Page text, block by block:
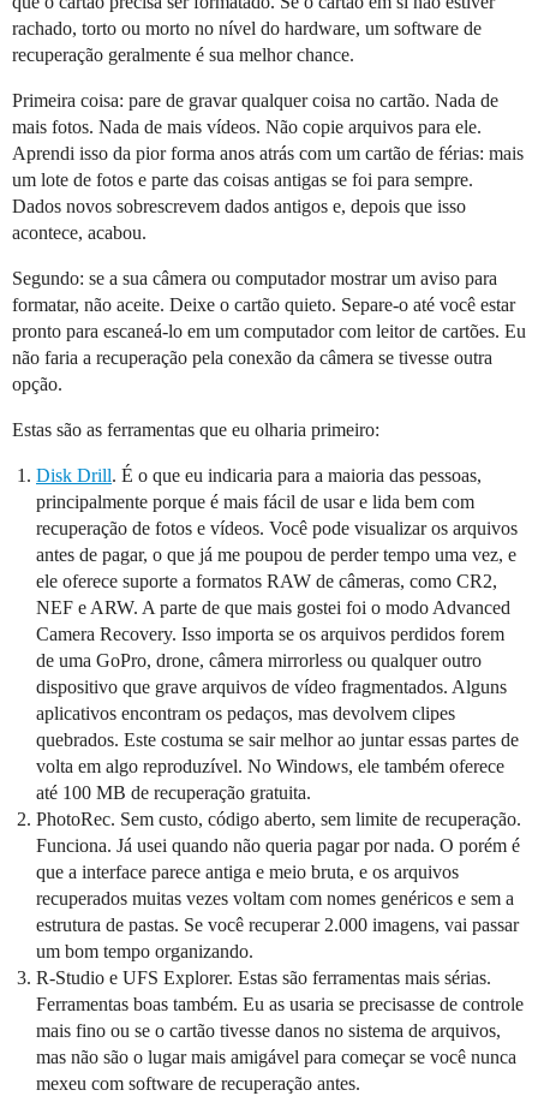
rachado, torto ou morto no nível do hardware, um software de
recuperação geralmente é sua melhor chance.
Primeira coisa: pare de gravar qualquer coisa no cartão. Nada de
mais fotos. Nada de mais vídeos. Não copie arquivos para ele.
Aprendi isso da pior forma anos atrás com um cartão de férias: mais
um lote de fotos e parte das coisas antigas se foi para sempre.
Dados novos sobrescrevem dados antigos e, depois que isso
acontece, acabou.
Segundo: se a sua câmera ou computador mostrar um aviso para
formatar, não aceite. Deixe o cartão quieto. Separe-o até você estar
pronto para escaneá-lo em um computador com leitor de cartões. Eu
não faria a recuperação pela conexão da câmera se tivesse outra
opção.
Estas são as ferramentas que eu olharia primeiro:
Disk Drill. É o que eu indicaria para a maioria das pessoas,
principalmente porque é mais fácil de usar e lida bem com
recuperação de fotos e vídeos. Você pode visualizar os arquivos
antes de pagar, o que já me poupou de perder tempo uma vez, e
ele oferece suporte a formatos RAW de câmeras, como CR2,
NEF e ARW. A parte de que mais gostei foi o modo Advanced
Camera Recovery. Isso importa se os arquivos perdidos forem
de uma GoPro, drone, câmera mirrorless ou qualquer outro
dispositivo que grave arquivos de vídeo fragmentados. Alguns
aplicativos encontram os pedaços, mas devolvem clipes
quebrados. Este costuma se sair melhor ao juntar essas partes de
volta em algo reproduzível. No Windows, ele também oferece
até 100 MB de recuperação gratuita.
PhotoRec. Sem custo, código aberto, sem limite de recuperação.
Funciona. Já usei quando não queria pagar por nada. O porém é
que a interface parece antiga e meio bruta, e os arquivos
recuperados muitas vezes voltam com nomes genéricos e sem a
estrutura de pastas. Se você recuperar 2.000 imagens, vai passar
um bom tempo organizando.
R-Studio e UFS Explorer. Estas são ferramentas mais sérias.
Ferramentas boas também. Eu as usaria se precisasse de controle
mais fino ou se o cartão tivesse danos no sistema de arquivos,
mas não são o lugar mais amigável para começar se você nunca
mexeu com software de recuperação antes.